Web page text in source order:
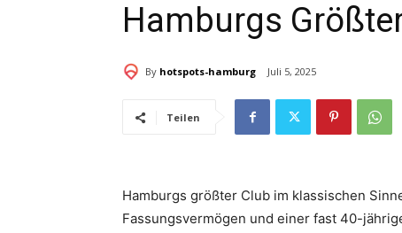
Hamburgs
By hotspots-hamburg Juli 5, 2025
Teilen
Hamburgs größter Club im klassischen
Fassungsvermögen und einer fast 40-